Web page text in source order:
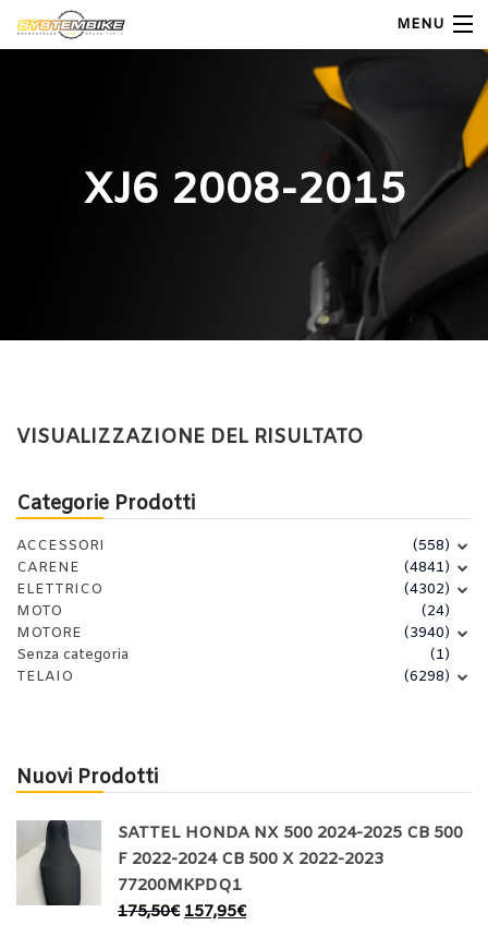
MENU
Shop MotoXJ6 2008-2015
Categorie Prodotti
ACCESSORI
(558)
CARENE
(4841)
ELETTRICO
(4302)
MOTO
(24)
MOTORE
(3940)
Senza categoria
(1)
TELAIO
(6298)
Nuovi Prodotti
SATTEL HONDA NX 500 2024-2025 CB 500
F 2022-2024 CB 500 X 2022-2023
77200MKPDQ1
175,50€ 157,95€
VISUALIZZAZIONE DEL RISULTATO